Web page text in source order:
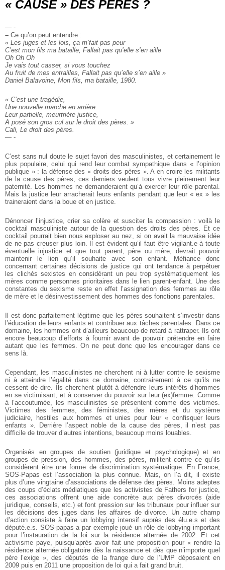
« CAUSE » DES PERES ?
— -
– Ce qu’on peut entendre :
« Les juges et les lois, ça m’fait pas peur
C’est mon fils ma bataille, Fallait pas qu’elle s’en aille
Oh Oh Oh
Je vais tout casser, si vous touchez
Au fruit de mes entrailles, Fallait pas qu’elle s’en aille »
Daniel Balavoine, Mon fils, ma bataille, 1980.
« C’est une tragédie,
Une nouvelle marche en arrière
Leur partielle, meurtrière justice,
A posé son gros cul sur le droit des pères. »
Cali, Le droit des pères.
— -
C’est sans nul doute le sujet favori des masculinistes, et certainement le
plus populaire, celui qui rend leur combat sympathique dans « l’opinion
publique » : la défense des « droits des pères ». A en croire les militants
de la cause des pères, ces derniers veulent tous vivre pleinement leur
paternité. Les hommes ne demanderaient qu’à exercer leur rôle parental.
Mais la justice leur arracherait leurs enfants pendant que leur « ex » les
traineraient dans la boue et en justice.
Dénoncer l’injustice, crier sa colère et susciter la compassion : voilà le
cocktail masculiniste autour de la question des droits des pères. Et ce
cocktail pourrait bien nous exploser au nez, si on avait la mauvaise idée
de ne pas creuser plus loin. Il est évident qu’il faut être vigilant.e à toute
éventuelle injustice et que tout parent, père ou mère, devrait pouvoir
maintenir le lien qu’il souhaite avec son enfant. Méfiance donc
concernant certaines décisions de justice qui ont tendance à perpétuer
les clichés sexistes en considérant un peu trop systématiquement les
mères comme personnes prioritaires dans le lien parent-enfant. Une des
constantes du sexisme reste en effet l’assignation des femmes au rôle
de mère et le désinvestissement des hommes des fonctions parentales.
Il est donc parfaitement légitime que les pères souhaitent s’investir dans
l’éducation de leurs enfants et contribuer aux tâches parentales. Dans ce
domaine, les hommes ont d’ailleurs beaucoup de retard à rattraper. Ils ont
encore beaucoup d’efforts à fournir avant de pouvoir prétendre en faire
autant que les femmes. On ne peut donc que les encourager dans ce
sens là.
Cependant, les masculinistes ne cherchent ni à lutter contre le sexisme
ni à atteindre l’égalité dans ce domaine, contrairement à ce qu’ils ne
cessent de dire. Ils cherchent plutôt à défendre leurs intérêts d’hommes
en se victimisant, et à conserver du pouvoir sur leur (ex)femme. Comme
à l’accoutumée, les masculinistes se présentent comme des victimes.
Victimes des femmes, des féministes, des mères et du système
judiciaire, hostiles aux hommes et unies pour leur « confisquer leurs
enfants ». Derrière l’aspect noble de la cause des pères, il n’est pas
difficile de trouver d’autres intentions, beaucoup moins louables.
Organisés en groupes de soutien (juridique et psychologique) et en
groupes de pression, des hommes, des pères, militent contre ce qu’ils
considèrent être une forme de discrimination systématique. En France,
SOS-Papas est l’association la plus connue. Mais, on l’a dit, il existe
plus d’une vingtaine d’associations de défense des pères. Moins adeptes
des coups d’éclats médiatiques que les activistes de Fathers for justice,
ces associations offrent une aide concrète aux pères divorcés (aide
juridique, conseils, etc.) et font pression sur les tribunaux pour influer sur
les décisions des juges dans les affaires de divorce. Un autre champ
d’action consiste à faire un lobbying intensif auprès des élu.e.s et des
député.e.s. SOS-papas a par exemple joué un rôle de lobbying important
pour l’instauration de la loi sur la résidence alternée de 2002. Et cet
activisme paye, puisqu’après avoir fait une proposition pour « rendre la
résidence alternée obligatoire dès la naissance et dès que n’importe quel
père l’exige », des députés de la frange dure de l’UMP déposaient en
2009 puis en 2011 une proposition de loi qui a fait grand bruit.